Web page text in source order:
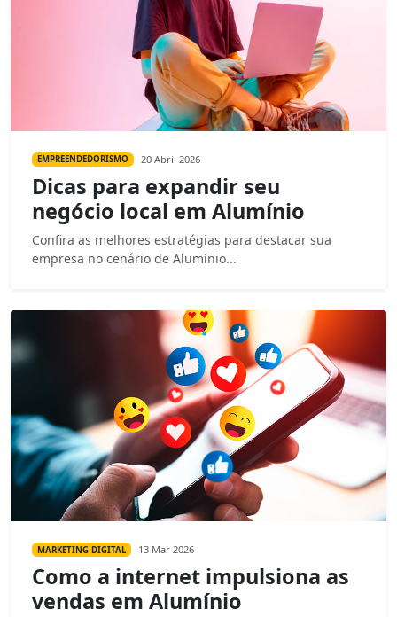
EMPREENDEDORISMO 20 Abril 2026
Dicas para expandir seu
negócio local em Alumínio
Confira as melhores estratégias para destacar sua
empresa no cenário de Alumínio...
MARKETING DIGITAL 13 Mar 2026
Como a internet impulsiona as
vendas em Alumínio